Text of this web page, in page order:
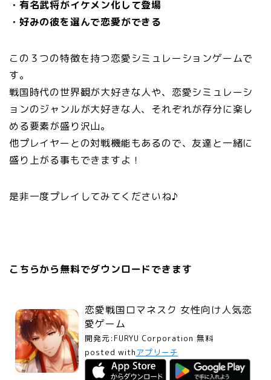
・有名武将がイケメン化して登場
・好みの彼を選んで恋愛ができる
この３つの特徴を持つ恋愛シミュレーションゲームで
す。
戦国時代の世界観が大好きな人や、恋愛シミュレーシ
ョンのジャンルが大好きな人、それぞれが存分に楽し
める要素が盛り沢山。
他プレイヤーとの対戦機能もあるので、友達と一緒に
盛り上がる事もできますよ！
是非一度プレイしてみてくださいね♪
こちらから無料でダウンロードできます
恋愛戦国ロマネスク 女性向け人気恋
愛ゲーム
開発元: FURYU Corporation 無料
posted with アプリーチ